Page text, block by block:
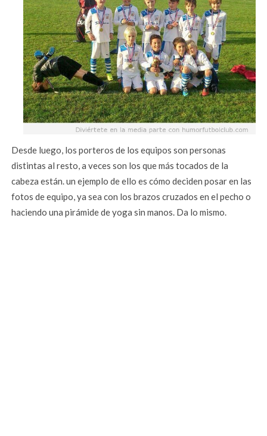
Desde luego, los porteros de los equipos son personas
distintas al resto, a veces son los que más tocados de la
cabeza están. un ejemplo de ello es cómo deciden posar en las
fotos de equipo, ya sea con los brazos cruzados en el pecho o
haciendo una pirámide de yoga sin manos. Da lo mismo.